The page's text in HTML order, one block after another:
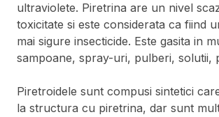
ultraviolete. Piretrina are un nivel
toxicitate si este considerata ca fiind
mai sigure insecticide. Este gasita in
sampoane, spray-uri, pulberi, solutii,
Piretroidele sunt compusi sintetici
la structura cu piretrina, dar sunt